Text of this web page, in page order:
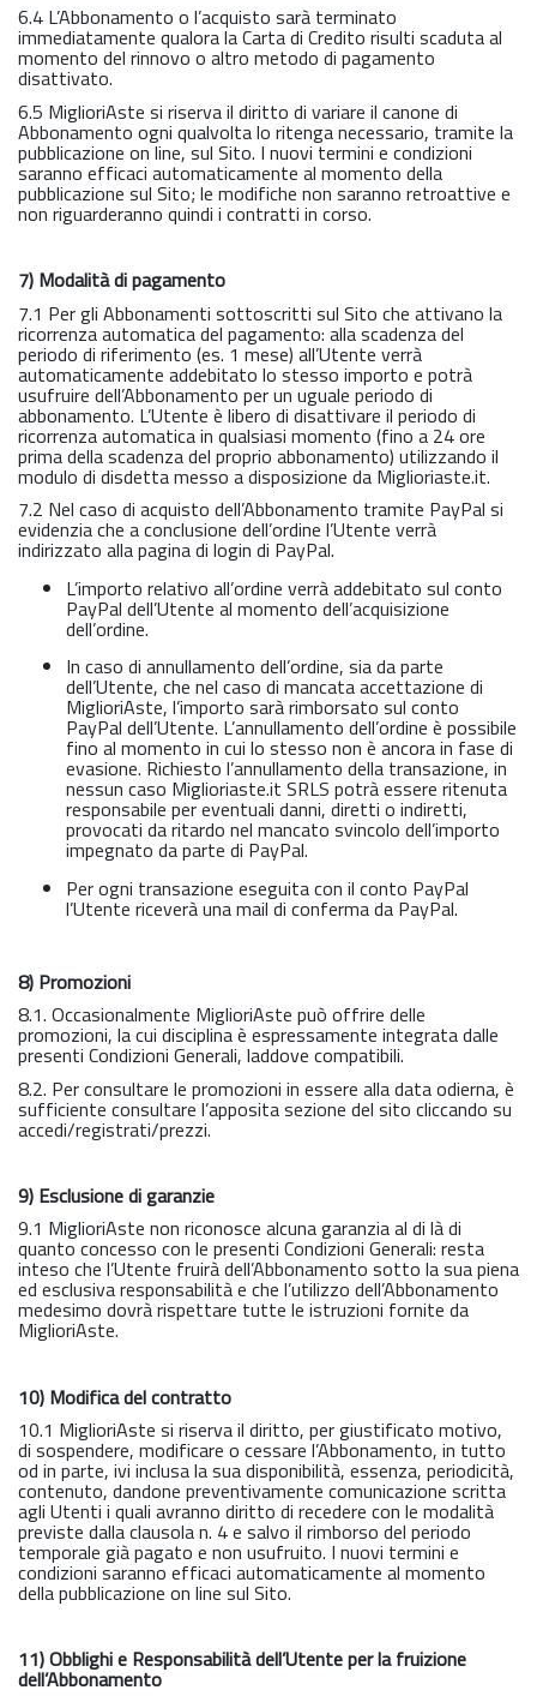
6.4 L’Abbonamento o l’acquisto sarà terminato
immediatamente qualora la Carta di Credito risulti scaduta al
momento del rinnovo o altro metodo di pagamento
disattivato.
6.5 MiglioriAste si riserva il diritto di variare il canone di
Abbonamento ogni qualvolta lo ritenga necessario, tramite la
pubblicazione on line, sul Sito. I nuovi termini e condizioni
saranno efficaci automaticamente al momento della
pubblicazione sul Sito; le modifiche non saranno retroattive e
non riguarderanno quindi i contratti in corso.
7) Modalità di pagamento
7.1 Per gli Abbonamenti sottoscritti sul Sito che attivano la
ricorrenza automatica del pagamento: alla scadenza del
periodo di riferimento (es. 1 mese) all’Utente verrà
automaticamente addebitato lo stesso importo e potrà
usufruire dell’Abbonamento per un uguale periodo di
abbonamento. L’Utente è libero di disattivare il periodo di
ricorrenza automatica in qualsiasi momento (fino a 24 ore
prima della scadenza del proprio abbonamento) utilizzando il
modulo di disdetta messo a disposizione da Miglioriaste.it.
7.2 Nel caso di acquisto dell’Abbonamento tramite PayPal si
evidenzia che a conclusione dell’ordine l’Utente verrà
indirizzato alla pagina di login di PayPal.
L’importo relativo all’ordine verrà addebitato sul conto
PayPal dell’Utente al momento dell’acquisizione
dell’ordine.
In caso di annullamento dell’ordine, sia da parte
dell’Utente, che nel caso di mancata accettazione di
MiglioriAste, l’importo sarà rimborsato sul conto
PayPal dell’Utente. L’annullamento dell’ordine è possibile
fino al momento in cui lo stesso non è ancora in fase di
evasione. Richiesto l’annullamento della transazione, in
nessun caso Miglioriaste.it SRLS potrà essere ritenuta
responsabile per eventuali danni, diretti o indiretti,
provocati da ritardo nel mancato svincolo dell’importo
impegnato da parte di PayPal.
Per ogni transazione eseguita con il conto PayPal
l’Utente riceverà una mail di conferma da PayPal.
8) Promozioni
8.1. Occasionalmente MiglioriAste può offrire delle
promozioni, la cui disciplina è espressamente integrata dalle
presenti Condizioni Generali, laddove compatibili.
8.2. Per consultare le promozioni in essere alla data odierna, è
sufficiente consultare l’apposita sezione del sito cliccando su
accedi/registrati/prezzi.
9) Esclusione di garanzie
9.1 MiglioriAste non riconosce alcuna garanzia al di là di
quanto concesso con le presenti Condizioni Generali: resta
inteso che l’Utente fruirà dell’Abbonamento sotto la sua piena
ed esclusiva responsabilità e che l’utilizzo dell’Abbonamento
medesimo dovrà rispettare tutte le istruzioni fornite da
MiglioriAste.
10) Modifica del contratto
10.1 MiglioriAste si riserva il diritto, per giustificato motivo,
di sospendere, modificare o cessare l’Abbonamento, in tutto
od in parte, ivi inclusa la sua disponibilità, essenza, periodicità,
contenuto, dandone preventivamente comunicazione scritta
agli Utenti i quali avranno diritto di recedere con le modalità
previste dalla clausola n. 4 e salvo il rimborso del periodo
temporale già pagato e non usufruito. I nuovi termini e
condizioni saranno efficaci automaticamente al momento
della pubblicazione on line sul Sito.
11) Obblighi e Responsabilità dell’Utente per la fruizione
dell’Abbonamento